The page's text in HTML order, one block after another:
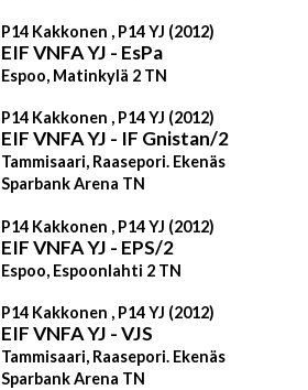
P14 Kakkonen , P14 YJ (2012)
EIF VNFA YJ - EsPa
Espoo, Matinkylä 2 TN
P14 Kakkonen , P14 YJ (2012)
EIF VNFA YJ - IF Gnistan/2
Tammisaari, Raasepori. Ekenäs
Sparbank Arena TN
P14 Kakkonen , P14 YJ (2012)
EIF VNFA YJ - EPS/2
Espoo, Espoonlahti 2 TN
P14 Kakkonen , P14 YJ (2012)
EIF VNFA YJ - VJS
Tammisaari, Raasepori. Ekenäs
Sparbank Arena TN